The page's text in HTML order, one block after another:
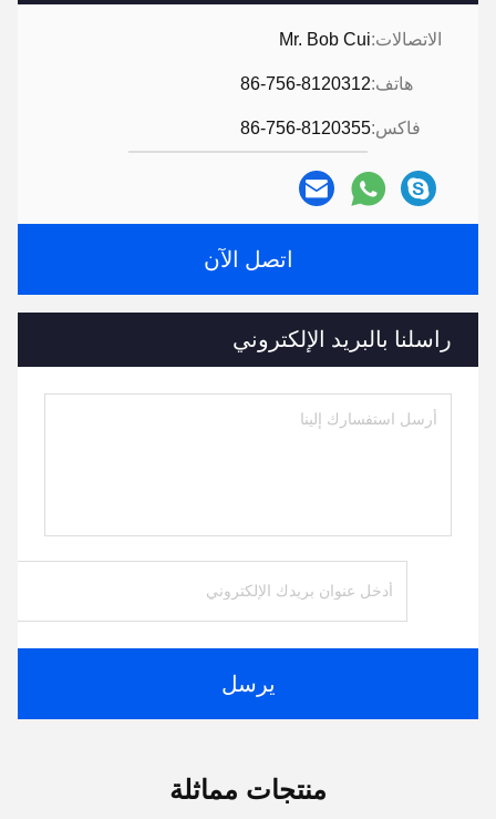
الاتصالات:Mr. Bob Cui
هاتف:86-756-8120312
فاكس:86-756-8120355
اتصل الآن
راسلنا بالبريد الإلكتروني
يرسل
منتجات مماثلة